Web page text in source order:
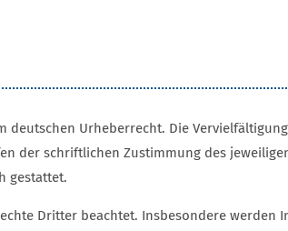
Urheberrecht. Die
der schriftlichen Zustimmung des
gestattet.
Dritter beachtet. Insbesondere werden